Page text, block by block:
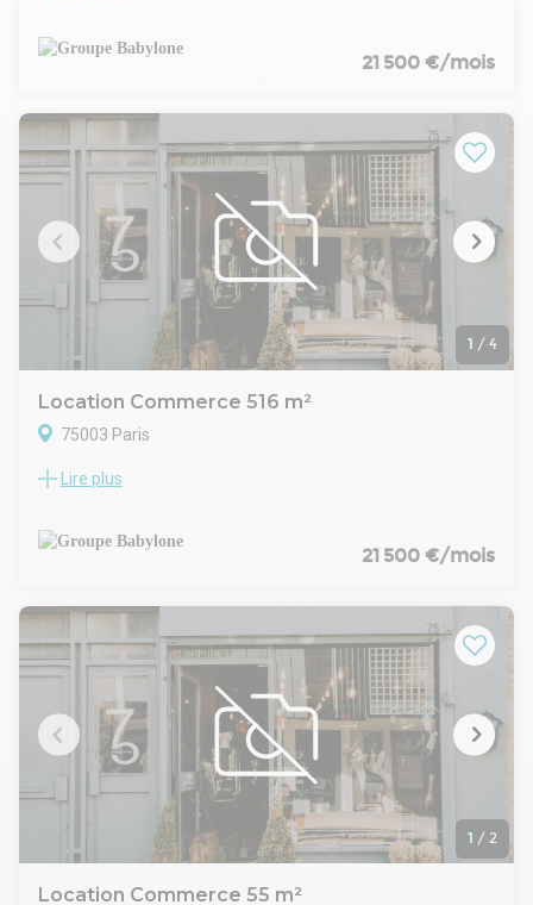
niveaux rez-de-chaussée, 1er et 2ème étage
Locaux entièrement rénovés et très atypiques.21 500 €/mois
1 / 4
Location Commerce 516 m²
75003 Paris
Musée des Arts et Métiers, Groupe Babylone vous propose à
totale de 516 m² avec une entrée privative Locaux
entièrement rénovés et très atypiques.
Lire plus
21 500 €/mois
1 / 2
Location Commerce 55 m²